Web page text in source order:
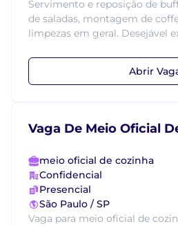
Servimento e reposição de
de saladas, montagem de
limpezas em geral. Desejável
Abrir
Vaga De Meio Oficial
meio oficial de cozinha
Confidencial
Presencial
São Paulo / SP
Vaga para meio oficial de